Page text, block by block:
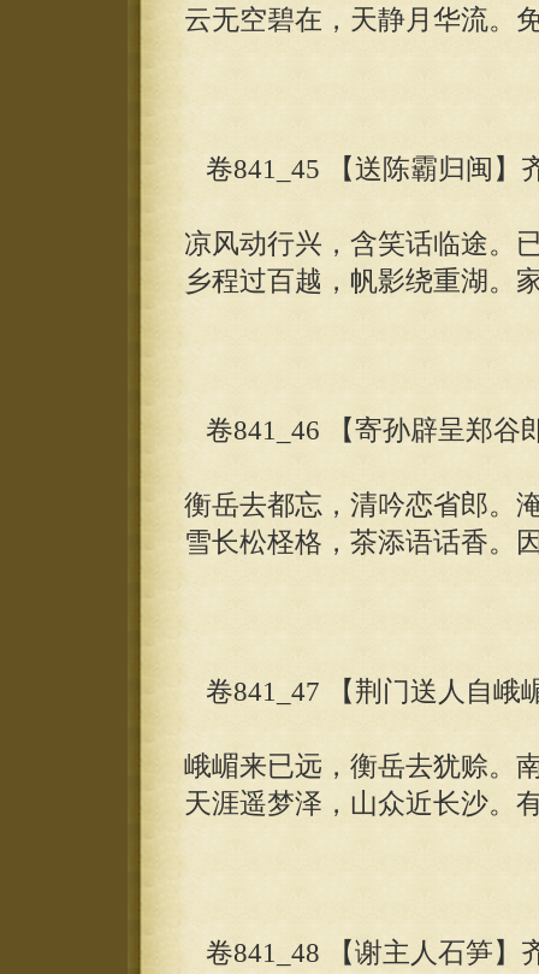
云无空碧在，天静月华流。
卷841_45 【送陈霸归闽】
凉风动行兴，含笑话临途。
乡程过百越，帆影绕重湖。
卷841_46 【寄孙辟呈郑谷
衡岳去都忘，清吟恋省郎。
雪长松柽格，茶添语话香。
卷841_47 【荆门送人自峨
峨嵋来已远，衡岳去犹赊。
天涯遥梦泽，山众近长沙。
卷841_48 【谢主人石笋】